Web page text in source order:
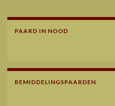
PAARD IN NOOD
BEMIDDELINGSPAARDEN